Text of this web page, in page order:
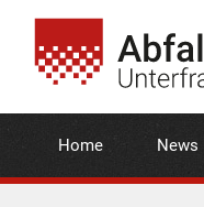
Home News